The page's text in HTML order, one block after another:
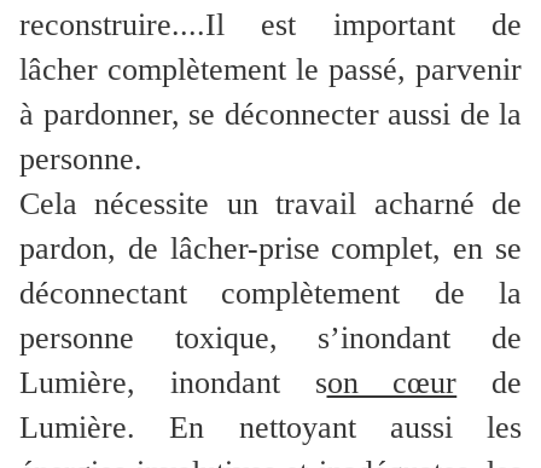
reconstruire....Il est important de
lâcher complètement le passé, parvenir
à pardonner, se déconnecter aussi de la
personne.
Cela nécessite un travail acharné de
pardon, de lâcher-prise complet, en se
déconnectant complètement de la
personne toxique, s’inondant de
Lumière, inondant son cœur de
Lumière. En nettoyant aussi les